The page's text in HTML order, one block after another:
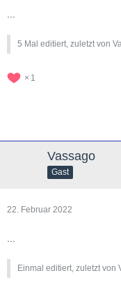
5 Mal editiert, zuletzt von
1
Vassago
Gast
22. Februar 2022
Einmal editiert, zuletzt von